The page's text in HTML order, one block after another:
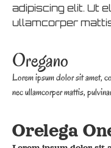
adipiscing elit. Ut
ullamcorper
Oregano
Lorem ipsum dolor sit amet,
nec ullamcorper mattis,
Orelega